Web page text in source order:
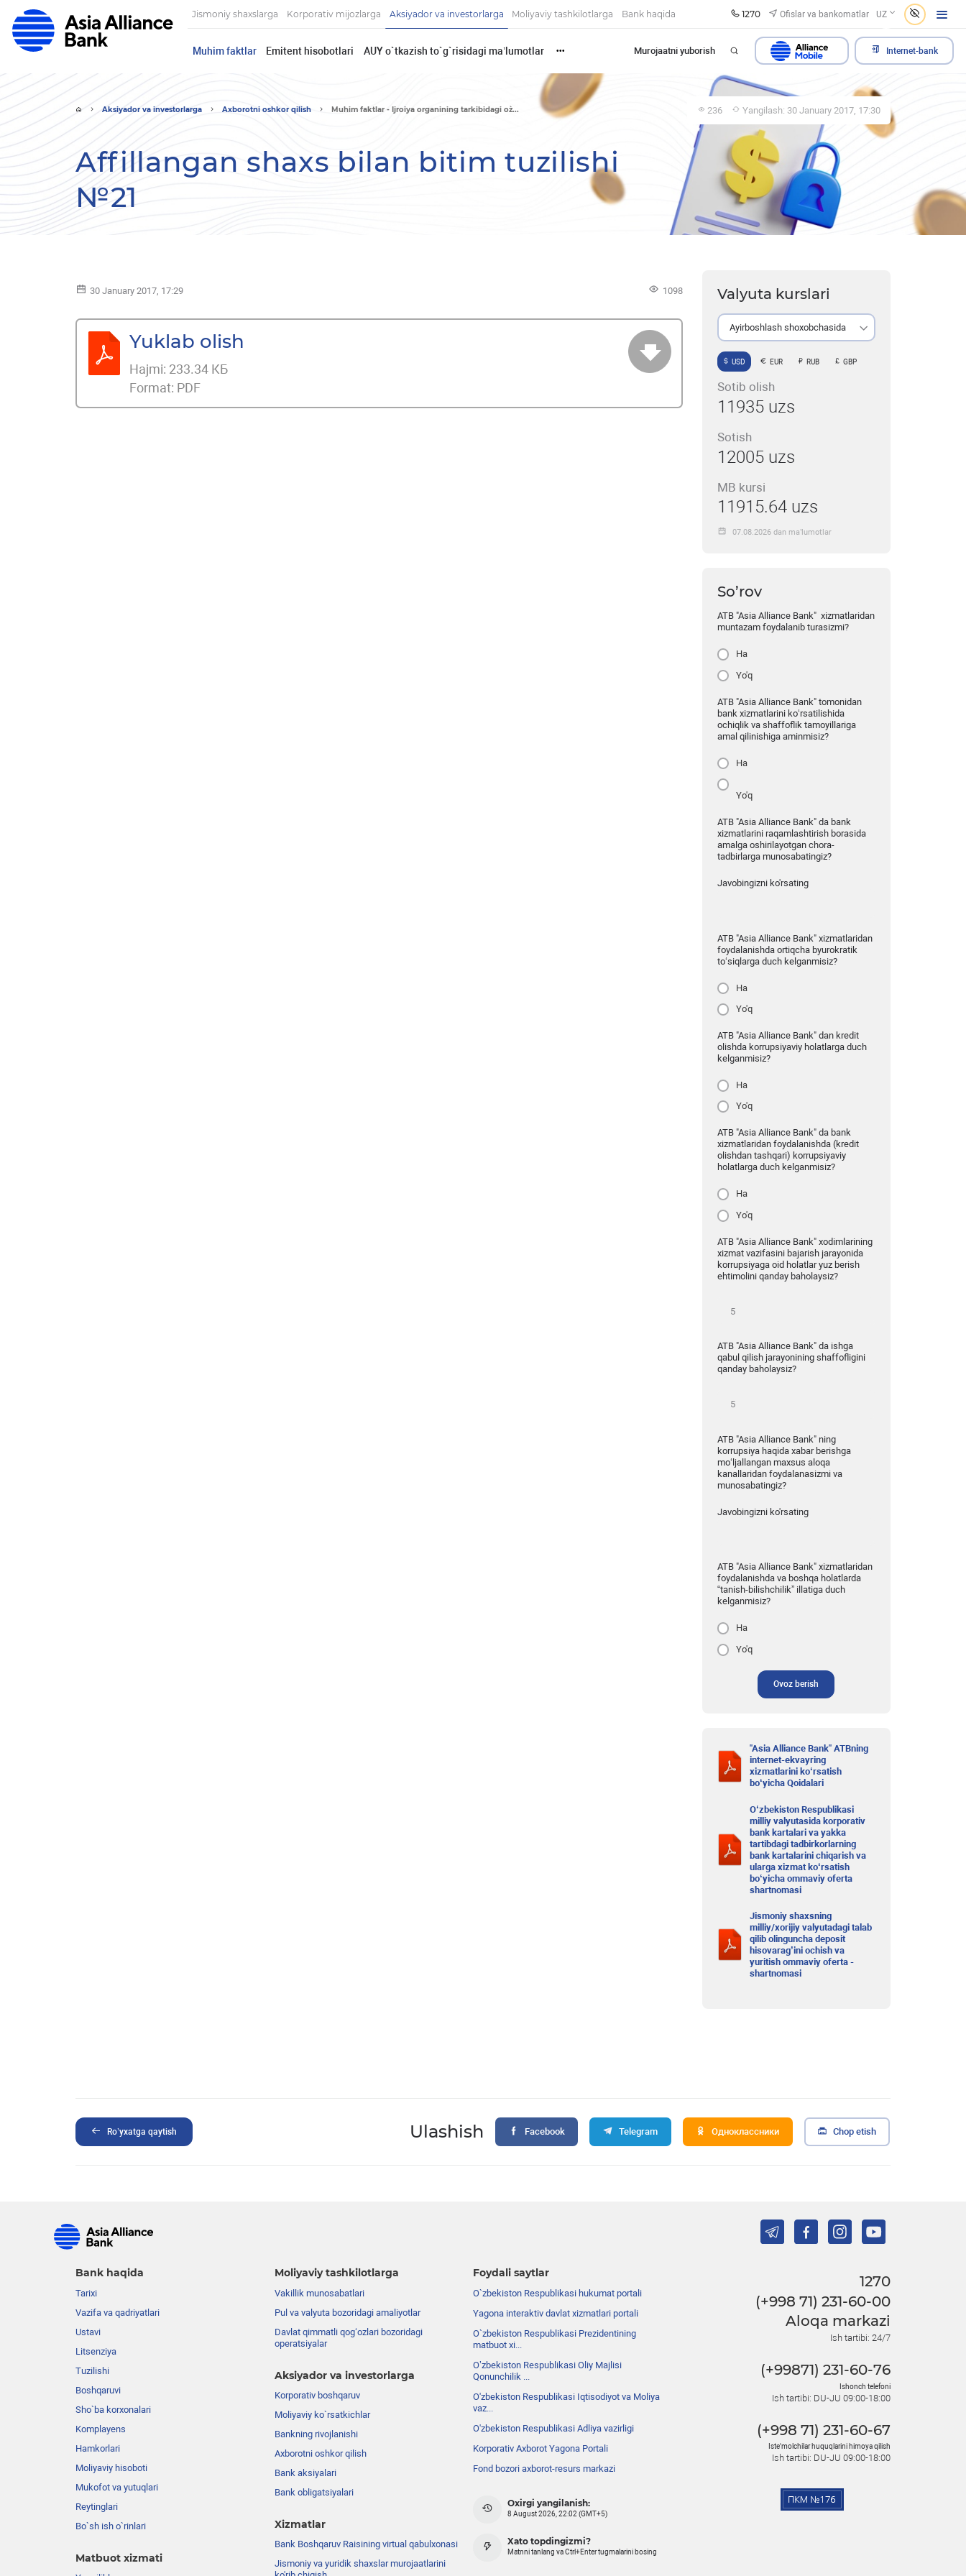
Jismoniy shaxslarga Korporativ mijozlarga Aksiyador va investorlarga Moliyaviy tashkilotlarga Bank haqida 1270 Ofislar va bankomatlar UZ
Muhim faktlar Emitent hisobotlari AUY o`tkazish to`g`risidagi ma’lumotlar ••• Murojaatni yuborish Internet-bank
Aksiyador va investorlarga Axborotni oshkor qilish Muhim faktlar - Ijroiya organining tarkibidagi o`z... 236 Yangilash: 30 January 2017, 17:30
Affillangan shaxs bilan bitim tuzilishi
№21
30 January 2017, 17:29 1098
Yuklab olish
Hajmi: 233.34 КБ
Format: PDF
Valyuta kurslari
Ayirboshlash shoxobchasida
USD EUR RUB GBP
Sotib olish
11935 uzs
Sotish
12005 uzs
MB kursi
11915.64 uzs
07.08.2026 dan ma’lumotlar
So’rov
ATB "Asia Alliance Bank" xizmatlaridan
muntazam foydalanib turasizmi?
Ha
Yo'q
ATB "Asia Alliance Bank" tomonidan
bank xizmatlarini ko‘rsatilishida
ochiqlik va shaffoflik tamoyillariga
amal qilinishiga aminmisiz?
Ha
Yo'q
ATB "Asia Alliance Bank" da bank
xizmatlarini raqamlashtirish borasida
amalga oshirilayotgan chora-
tadbirlarga munosabatingiz?
Javobingizni ko'rsating
ATB "Asia Alliance Bank" xizmatlaridan
foydalanishda ortiqcha byurokratik
to‘siqlarga duch kelganmisiz?
Ha
Yo'q
ATB "Asia Alliance Bank" dan kredit
olishda korrupsiyaviy holatlarga duch
kelganmisiz?
Ha
Yo'q
ATB "Asia Alliance Bank" da bank
xizmatlaridan foydalanishda (kredit
olishdan tashqari) korrupsiyaviy
holatlarga duch kelganmisiz?
Ha
Yo'q
ATB "Asia Alliance Bank" xodimlarining
xizmat vazifasini bajarish jarayonida
korrupsiyaga oid holatlar yuz berish
ehtimolini qanday baholaysiz?
ATB "Asia Alliance Bank" da ishga
qabul qilish jarayonining shaffofligini
qanday baholaysiz?
ATB "Asia Alliance Bank" ning
korrupsiya haqida xabar berishga
mo‘ljallangan maxsus aloqa
kanallaridan foydalanasizmi va
munosabatingiz?
Javobingizni ko'rsating
ATB "Asia Alliance Bank" xizmatlaridan
foydalanishda va boshqa holatlarda
“tanish-bilishchilik” illatiga duch
kelganmisiz?
Ha
Yo'q
Ovoz berish
"Asia Alliance Bank" ATBning
internet-ekvayring
xizmatlarini ko‘rsatish
bo‘yicha Qoidalari
O‘zbekiston Respublikasi
milliy valyutasida korporativ
bank kartalari va yakka
tartibdagi tadbirkorlarning
bank kartalarini chiqarish va
ularga xizmat ko‘rsatish
bo‘yicha ommaviy oferta
shartnomasi
Jismoniy shaxsning
milliy/xorijiy valyutadagi talab
qilib olinguncha deposit
hisovarag’ini ochish va
yuritish ommaviy oferta -
shartnomasi
Ro’yxatga qaytish Ulashish Facebook Telegram Одноклассники Chop etish
Bank haqida
Tarixi
Vazifa va qadriyatlari
Ustavi
Litsenziya
Tuzilishi
Boshqaruvi
Sho`ba korxonalari
Komplayens
Hamkorlari
Moliyaviy hisoboti
Mukofot va yutuqlari
Reytinglari
Bo`sh ish o`rinlari
Matbuot xizmati
Moliyaviy tashkilotlarga
Vakillik munosabatlari
Pul va valyuta bozoridagi amaliyotlar
Davlat qimmatli qog‘ozlari bozoridagi
operatsiyalar
Aksiyador va investorlarga
Korporativ boshqaruv
Moliyaviy ko`rsatkichlar
Bankning rivojlanishi
Axborotni oshkor qilish
Bank aksiyalari
Bank obligatsiyalari
Xizmatlar
Bank Boshqaruv Raisining virtual qabulxonasi
Jismoniy va yuridik shaxslar murojaatlarini
Foydali saytlar
O`zbekiston Respublikasi hukumat portali
Yagona interaktiv davlat xizmatlari portali
O`zbekiston Respublikasi Prezidentining
matbuot xi...
Oʼzbekiston Respublikasi Oliy Majlisi
Qonunchilik ...
O'zbekiston Respublikasi Iqtisodiyot va Moliya
vaz...
O'zbekiston Respublikasi Adliya vazirligi
Korporativ Axborot Yagona Portali
Fond bozori axborot-resurs markazi
Oxirgi yangilanish:
8 August 2026, 22:02 (GMT+5)
Xato topdingizmi?
Matnni tanlang va Ctrl+Enter tugmalarini bosing
1270
(+998 71) 231-60-00
Aloqa markazi
Ish tartibi: 24/7
(+99871) 231-60-76
Ishonch telefoni
Ish tartibi: DU-JU 09:00-18:00
(+998 71) 231-60-67
Iste'molchilar huquqlarini himoya qilish
Ish tartibi: DU-JU 09:00-18:00